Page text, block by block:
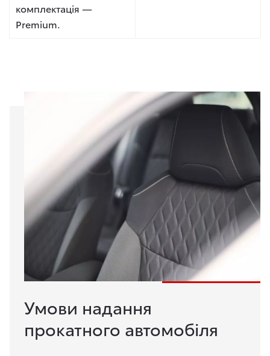
комплектація —
Premium.
Умови надання
прокатного автомобіля